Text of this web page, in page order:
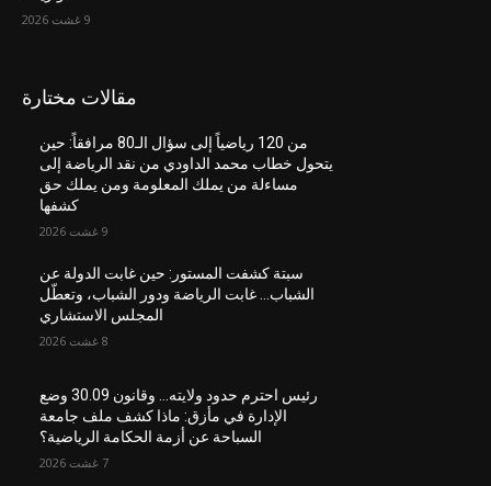
9 غشت 2026
مقالات مختارة
من 120 رياضياً إلى سؤال الـ80 مرافقاً: حين
يتحول خطاب محمد الداودي من نقد الرياضة إلى
مساءلة من يملك المعلومة ومن يملك حق
كشفها
9 غشت 2026
سبتة كشفت المستور: حين غابت الدولة عن
الشباب… غابت الرياضة ودور الشباب، وتعطّل
المجلس الاستشاري
8 غشت 2026
رئيس احترم حدود ولايته… وقانون 30.09 وضع
الإدارة في مأزق: ماذا كشف ملف جامعة
السباحة عن أزمة الحكامة الرياضية؟
7 غشت 2026